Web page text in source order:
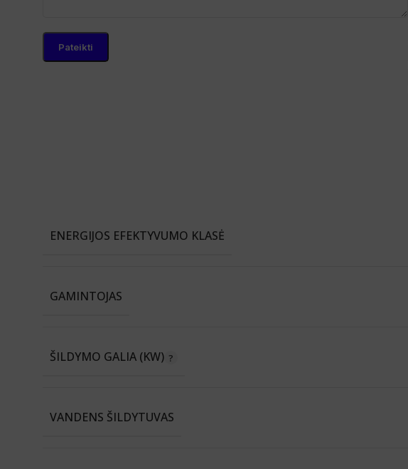
ENERGIJOS EFEKTYVUMO KLASĖ
GAMINTOJAS
ŠILDYMO GALIA (KW)
VANDENS ŠILDYTUVAS